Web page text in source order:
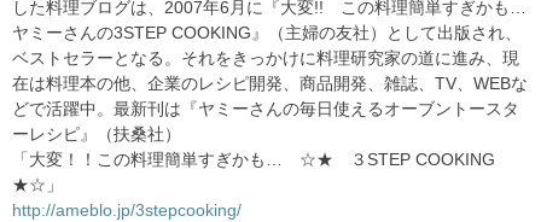
した料理ブログは、2007年6月に『大変!! この料理簡単すぎかも…
ヤミーさんの3STEP COOKING』（主婦の友社）として出版され、
ベストセラーとなる。それをきっかけに料理研究家の道に進み、現
在は料理本の他、企業のレシピ開発、商品開発、雑誌、TV、WEBな
どで活躍中。最新刊は『ヤミーさんの毎日使えるオーブントースタ
ーレシピ』（扶桑社）
「大変！！この料理簡単すぎかも… ☆★ ３STEP COOKING
★☆」
http://ameblo.jp/3stepcooking/